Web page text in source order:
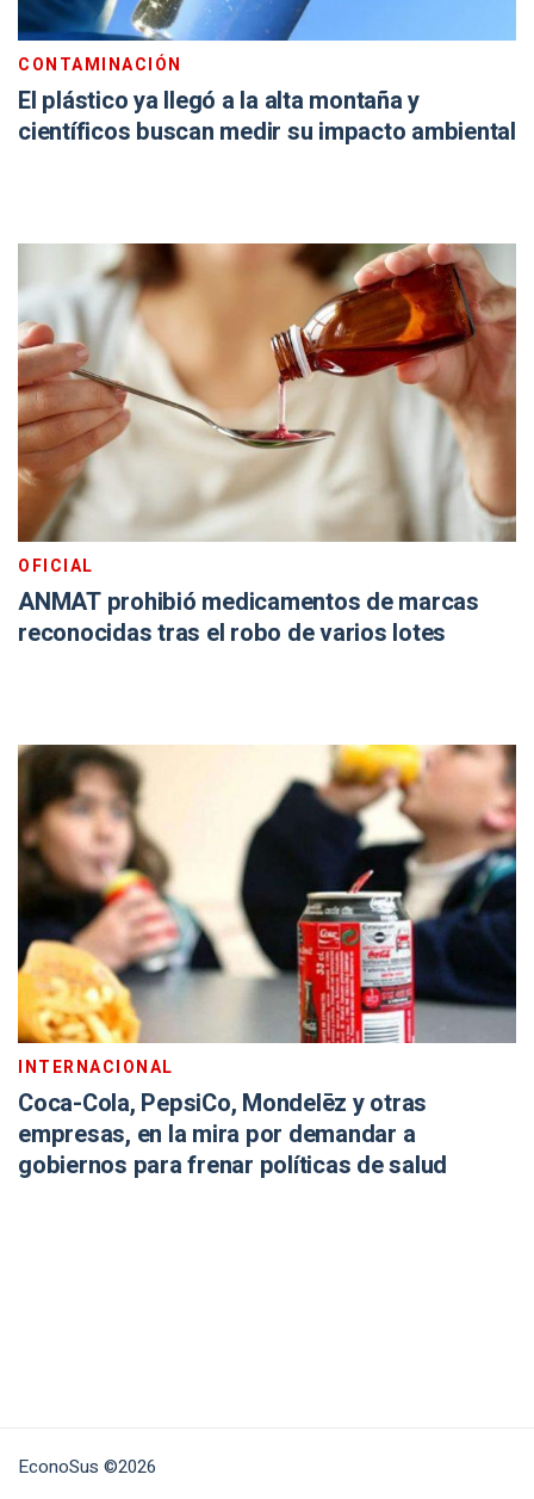
CONTAMINACIÓN
El plástico ya llegó a la alta montaña y
científicos buscan medir su impacto ambiental
OFICIAL
ANMAT prohibió medicamentos de marcas
reconocidas tras el robo de varios lotes
INTERNACIONAL
Coca-Cola, PepsiCo, Mondelēz y otras
empresas, en la mira por demandar a
gobiernos para frenar políticas de salud
EconoSus ©2026